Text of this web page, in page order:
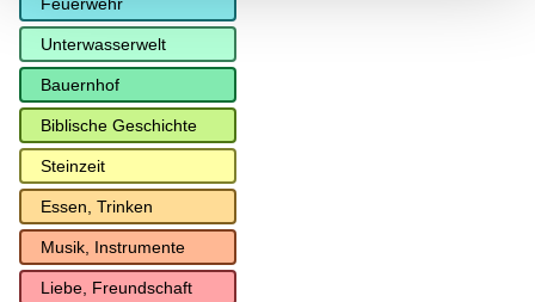
Unterwasserwelt
Bauernhof
Biblische Geschichte
Steinzeit
Essen, Trinken
Musik, Instrumente
Liebe, Freundschaft